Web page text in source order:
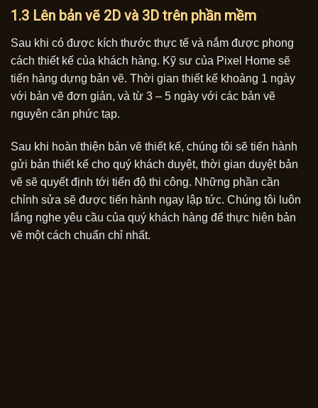
1.3 Lên bản vẽ 2D và 3D trên phần mềm
Sau khi có được kích thước thực tế và nắm được phong
cách thiết kế của khách hàng. Kỹ sư của Pixel Home sẽ
tiến hàng dựng bản vẽ. Thời gian thiết kế khoảng 1 ngày
với bản vẽ đơn giản, và từ 3 – 5 ngày với các bản vẽ
nguyên căn phức tạp.
Sau khi hoàn thiện bản vẽ thiết kế, chúng tôi sẽ tiến hành
gửi bản thiết kế cho quý khách duyệt, thời gian duyệt bản
vẽ sẽ quyết định tới tiến độ thi công. Những phần cần
chỉnh sửa sẽ được tiến hành ngay lập tức. Chúng tôi luôn
lắng nghe yêu cầu của quý khách hàng để thực hiện bản
vẽ một cách chuẩn chỉ nhất.